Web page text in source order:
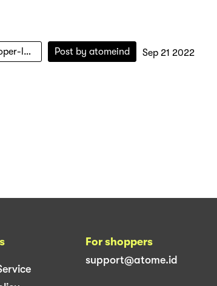
keunggulan-koper-lojel Post by atomeind Sep 21 2022
For shoppers
support@atome.id